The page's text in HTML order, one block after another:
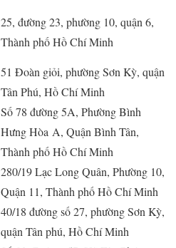
25, đường 23, phường 10, quận 6,
Thành phố Hồ Chí Minh
51 Đoàn giỏi, phường Sơn Kỳ, quận
Tân Phú, Hồ Chí Minh
Số 78 đường 5A, Phường Bình
Hưng Hòa A, Quận Bình Tân,
Thành phố Hồ Chí Minh
280/19 Lạc Long Quân, Phường 10,
Quận 11, Thành phố Hồ Chí Minh
40/18 đường số 27, phường Sơn Kỳ,
quận Tân phú, Hồ Chí Minh